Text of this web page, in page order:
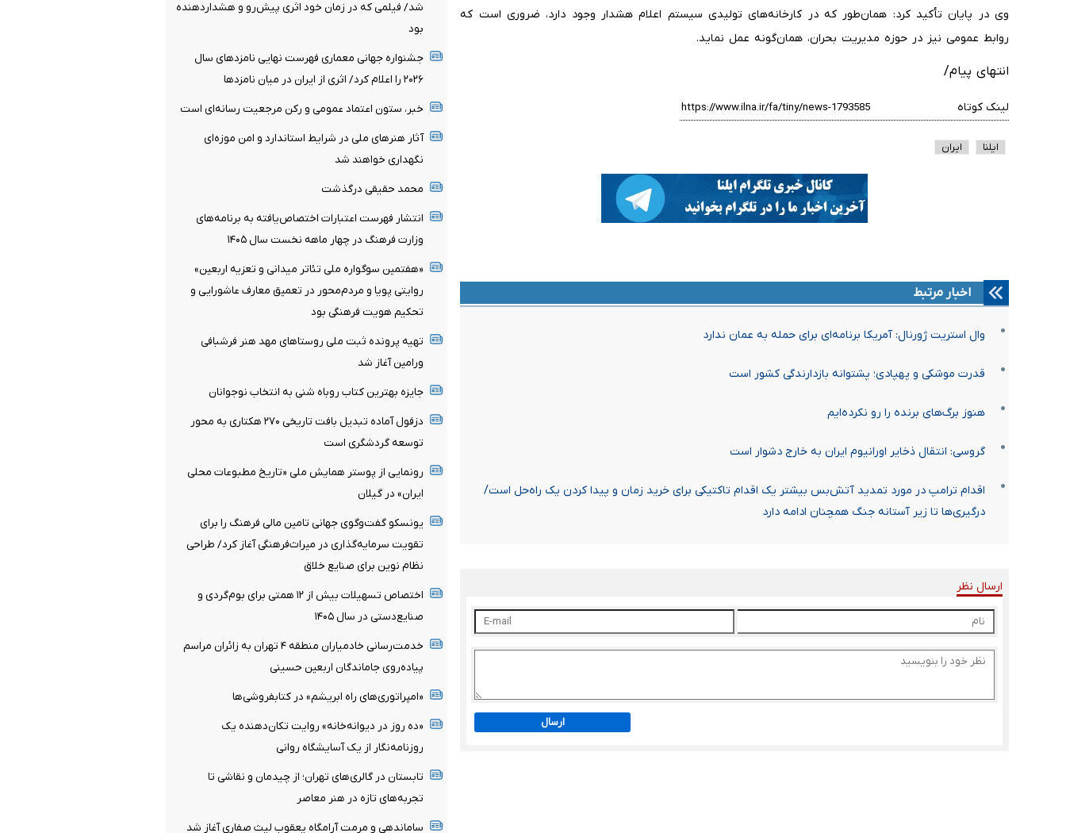
وی در پایان تأکید کرد: همان‌طور که در کارخانه‌های تولیدی سیستم اعلام هشدار وجود دارد، ضروری است که
روابط عمومی نیز در حوزه مدیریت بحران، همان‌گونه عمل نماید.
انتهای پیام/
لینک کوتاه
ایلنا ایران
اخبار مرتبط
وال استریت ژورنال: آمریکا برنامه‌ای برای حمله به عمان ندارد
قدرت موشکی و پهپادی؛ پشتوانه بازدارندگی کشور است
هنوز برگ‌های برنده را رو نکرده‌ایم
گروسی: انتقال ذخایر اورانیوم ایران به خارج دشوار است
اقدام ترامپ در مورد تمدید آتش‌بس بیشتر یک اقدام تاکتیکی برای خرید زمان و پیدا کردن یک راه‌حل است/
درگیری‌ها تا زیر آستانه جنگ همچنان ادامه دارد
ارسال نظر
ارسال
شد/ فیلمی که در زمان خود اثری پیش‌رو و هشداردهنده
بود
جشنواره جهانی معماری فهرست نهایی نامزدهای سال
۲۰۲۶ را اعلام کرد/ اثری از ایران در میان نامزدها
خبر، ستون اعتماد عمومی و رکن مرجعیت رسانه‌ای است
آثار هنرهای ملی در شرایط استاندارد و امن موزه‌ای
نگهداری خواهند شد
محمد حقیقی درگذشت
انتشار فهرست اعتبارات اختصاص‌یافته به برنامه‌های
وزارت فرهنگ در چهار ماهه نخست سال ۱۴۰۵
«هفتمین سوگواره ملی تئاتر میدانی و تعزیه اربعین»
روایتی پویا و مردم‌محور در تعمیق معارف عاشورایی و
تحکیم هویت فرهنگی بود
تهیه پرونده ثبت ملی روستاهای مهد هنر فرشبافی
ورامین آغاز شد
جایزه بهترین کتاب روباه شنی به انتخاب نوجوانان
دزفول آماده تبدیل بافت تاریخی ۲۷۰ هکتاری به محور
توسعه گردشگری است
رونمایی از پوستر همایش ملی «تاریخ مطبوعات محلی
ایران» در گیلان
یونسکو گفت‌وگوی جهانی تامین مالی فرهنگ را برای
تقویت سرمایه‌گذاری در میراث‌فرهنگی آغاز کرد/ طراحی
نظام نوین برای صنایع خلاق
اختصاص تسهیلات بیش از ۱۲ همتی برای بوم‌گردی و
صنایع‌دستی در سال ۱۴۰۵
خدمت‌رسانی خادمیاران منطقه ۴ تهران به زائران مراسم
پیاده‌روی جاماندگان اربعین حسینی
«امپراتوری‌های راه ابریشم» در کتابفروشی‌ها
«ده روز در دیوانه‌خانه» روایت تکان‌دهنده یک
روزنامه‌نگار از یک آسایشگاه روانی
تابستان در گالری‌های تهران؛ از چیدمان و نقاشی تا
تجربه‌های تازه در هنر معاصر
ساماندهی و مرمت آرامگاه یعقوب لیث صفاری آغاز شد